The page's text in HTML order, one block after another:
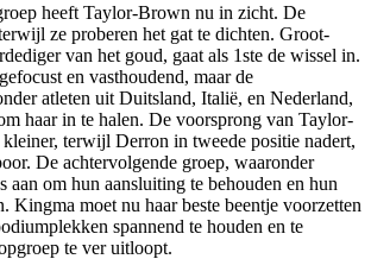
heeft Taylor-Brown nu in zicht. De
ze proberen het gat te dichten. Groot-
van het goud, gaat als 1ste de wissel in.
en vasthoudend, maar de
atleten uit Duitsland, Italië, en Nederland,
haar in te halen. De voorsprong van Taylor-
terwijl Derron in tweede positie nadert,
De achtervolgende groep, waaronder
aan om hun aansluiting te behouden en hun
Kingma moet nu haar beste beentje voorzetten
spannend te houden en te
te ver uitloopt.